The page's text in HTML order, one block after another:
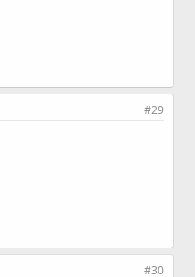
#29
#30